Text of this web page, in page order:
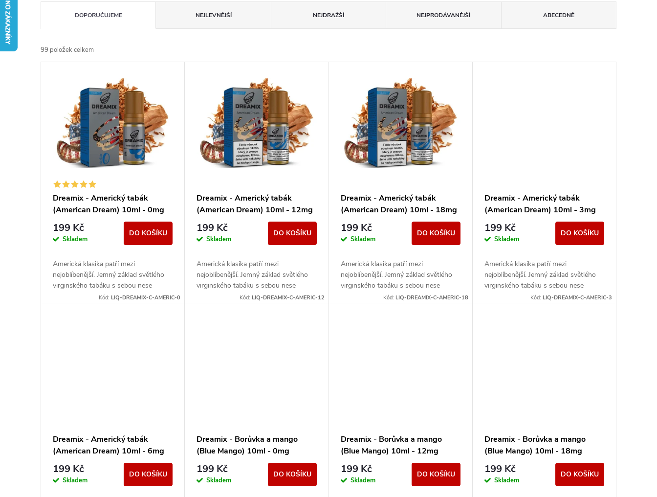
a
z
t
DOPORUČUJEME NEJLEVNĚJŠÍ NEJDRAŽŠÍ NEJPRODÁVANĚJŠÍ ABECEDNĚ
99 položek celkem
Dreamix - Americký tabák
(American Dream) 10ml - 0mg
199 Kč
Skladem
DO KOŠÍKU
Americká klasika patří mezi
nejoblíbenější. Jemný základ světlého
virginského tabáku s sebou nese
nenápadné lehce nasládlé tóny.
Kód:LIQ-DREAMIX-C-AMERIC-0
Dreamix - Americký tabák
(American Dream) 10ml - 12mg
199 Kč
Skladem
DO KOŠÍKU
Americká klasika patří mezi
nejoblíbenější. Jemný základ světlého
virginského tabáku s sebou nese
nenápadné lehce nasládlé tóny.
Kód: LIQ-DREAMIX-C-AMERIC-12
Dreamix - Americký tabák
(American Dream) 10ml - 18mg
199 Kč
Skladem
DO KOŠÍKU
Americká klasika patří mezi
nejoblíbenější. Jemný základ světlého
virginského tabáku s sebou nese
nenápadné lehce nasládlé tóny.
Kód: LIQ-DREAMIX-C-AMERIC-18
Dreamix - Americký tabák
(American Dream) 10ml - 3mg
199 Kč
Skladem
DO KOŠÍKU
Americká klasika patří mezi
nejoblíbenější. Jemný základ světlého
virginského tabáku s sebou nese
nenápadné lehce nasládlé tóny.
Kód: LIQ-DREAMIX-C-AMERIC-3
Dreamix - Americký tabák
(American Dream) 10ml - 6mg
199 Kč
Skladem
DO KOŠÍKU
Dreamix - Borůvka a mango
(Blue Mango) 10ml - 0mg
199 Kč
Skladem
DO KOŠÍKU
Dreamix - Borůvka a mango
(Blue Mango) 10ml - 12mg
199 Kč
Skladem
DO KOŠÍKU
Dreamix - Borůvka a mango
(Blue Mango) 10ml - 18mg
199 Kč
Skladem
DO KOŠÍKU